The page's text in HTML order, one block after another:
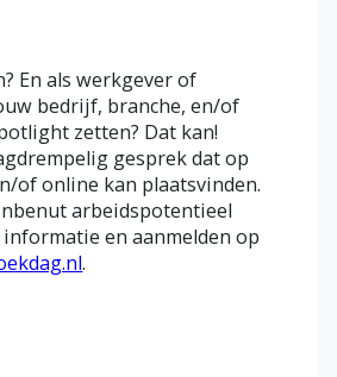
En als werkgever of
bedrijf, branche, en/of
zetten? Dat kan!
gesprek dat op
of online kan plaatsvinden.
arbeidspotentieel
en aanmelden op
.